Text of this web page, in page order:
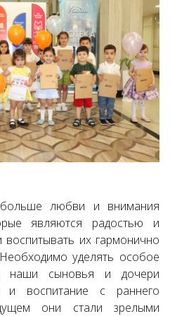
любви и внимания
являются радостью и
их гармонично
уделять особое
наши сыновья и дочери
и воспитание с раннего
они стали зрелыми